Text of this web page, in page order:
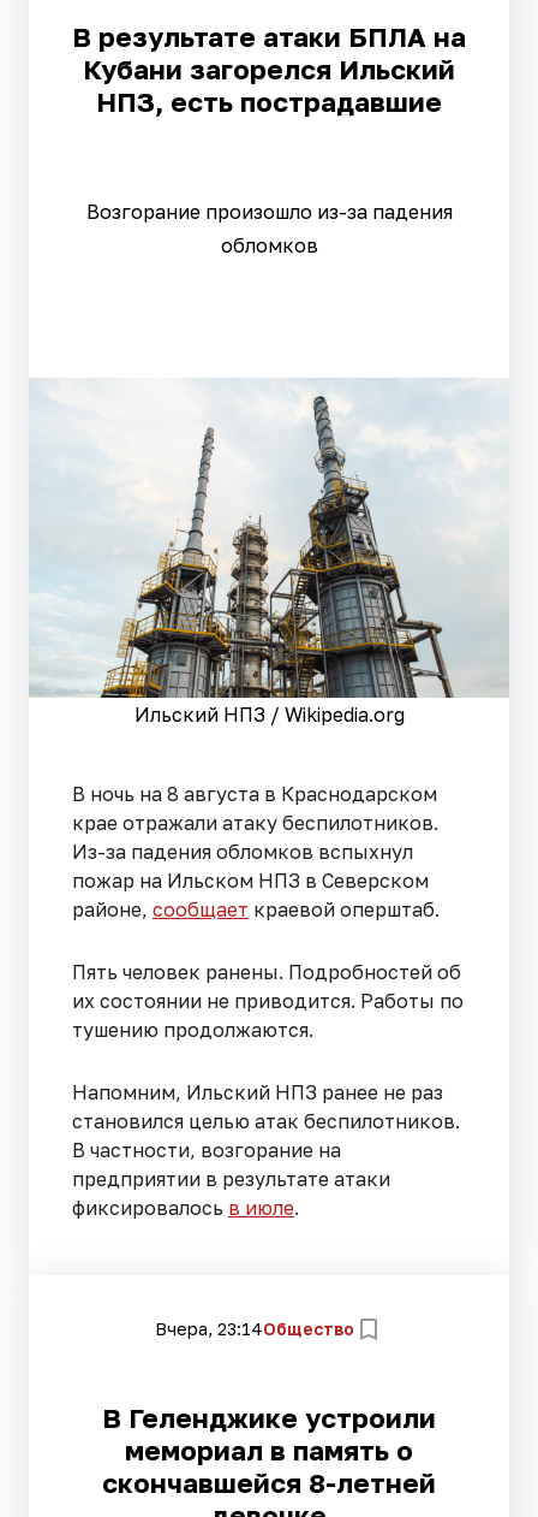
В результате атаки БПЛА на
Кубани загорелся Ильский
НПЗ, есть пострадавшие
Возгорание произошло из-за падения
обломков
Ильский НПЗ / Wikipedia.org
В ночь на 8 августа в Краснодарском
крае отражали атаку беспилотников.
Из-за падения обломков вспыхнул
пожар на Ильском НПЗ в Северском
районе, сообщает краевой оперштаб.
Пять человек ранены. Подробностей об
их состоянии не приводится. Работы по
тушению продолжаются.
Напомним, Ильский НПЗ ранее не раз
становился целью атак беспилотников.
В частности, возгорание на
предприятии в результате атаки
фиксировалось в июле.
Вчера, 23:14Общество
В Геленджике устроили
мемориал в память о
скончавшейся 8-летней